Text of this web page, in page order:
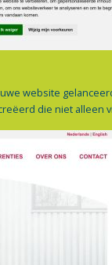
website
die niet